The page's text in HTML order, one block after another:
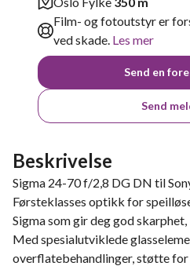
Film- og fotoutstyr er
ved skade. Les mer
Send en
Send
Beskrivelse
Sigma 24-70 f/2,8 DG DN til
Førsteklasses optikk for
Sigma som gir deg god
Med spesialutviklede
overflatebehandlinger, støtte